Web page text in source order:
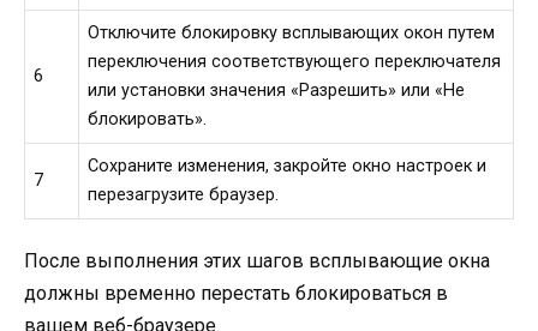
6
Отключите блокировку всплывающих окон путем
переключения соответствующего переключателя
или установки значения «Разрешить» или «Не
блокировать».
7
Сохраните изменения, закройте окно настроек и
перезагрузите браузер.
После выполнения этих шагов всплывающие окна
должны временно перестать блокироваться в
вашем веб-браузере.